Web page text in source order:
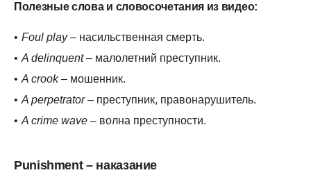
Полезные слова и словосочетания из видео:
Foul play– насильственная смерть.
A delinquent– малолетний преступник.
A crook– мошенник.
A perpetrator– преступник, правонарушитель.
A crime wave – волна преступности.
Punishment – наказание